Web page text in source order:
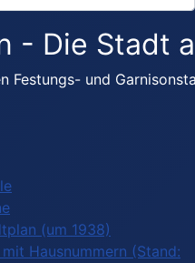
- Die Stadt
Festungs- und
(um 1938)
Hausnummern (Stand: